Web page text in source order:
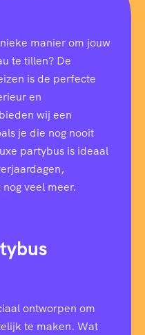
manier om jouw
te tillen? De
is de perfecte
en
wij een
je die nog nooit
partybus is ideaal
veel meer.
ontworpen om
te maken. Wat